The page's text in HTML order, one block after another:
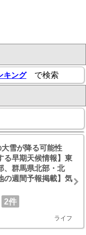
キングで検索
大雪が降る可能性
る早期天候情報】東
、群馬県北部・北
の週間予報掲載】気
2件
ライフ